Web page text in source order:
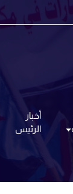
أخبار
الرئيس